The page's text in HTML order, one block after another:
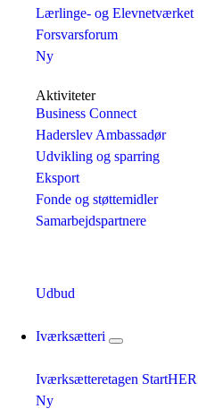
Lærlinge- og Elevnetværket
Forsvarsforum
Ny
Aktiviteter
Business Connect
Haderslev Ambassadør
Udvikling og sparring
Eksport
Fonde og støttemidler
Samarbejdspartnere
Udbud
Iværksætteri
Iværksætteretagen StartHER
Ny